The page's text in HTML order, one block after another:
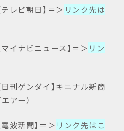
レビ朝日】＝＞ リンク先は
イナビニュース】＝＞ リン
刊ゲンダイ】キニナル新商
アー）
波新聞】＝＞ リンク先はこ